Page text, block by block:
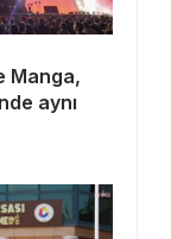
Manga,
aynı